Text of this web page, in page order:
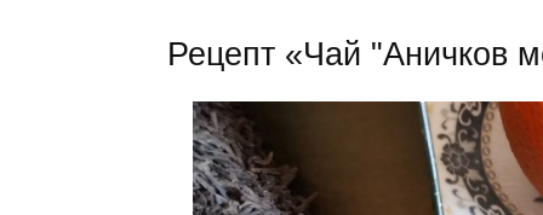
Рецепт «Чай "Аничков